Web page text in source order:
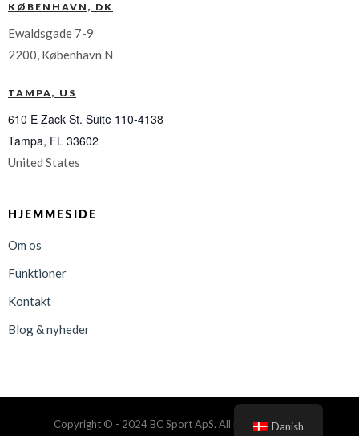
KØBENHAVN, DK
Ewaldsgade 7-9
2200, København N
TAMPA, US
610 E Zack St. Suite 110-4138
Tampa, FL 33602
United States
HJEMMESIDE
Om os
Funktioner
Kontakt
Blog & nyheder
Copyright © - 2024 BC Sport ApS. All rights reserved.
Danish